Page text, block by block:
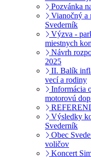
Pozvánka
Vianočný a
Svederník
Výzva -
miestnych
Návrh
2025
II. Balík
vecí a rodiny
Informácia
motorovú
Výsledky
Svederník
Obec
voličov
Koncert